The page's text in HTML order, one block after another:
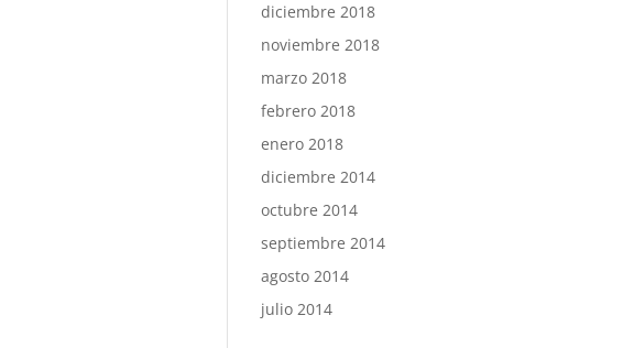
diciembre 2018
noviembre 2018
marzo 2018
febrero 2018
enero 2018
diciembre 2014
octubre 2014
septiembre 2014
agosto 2014
julio 2014